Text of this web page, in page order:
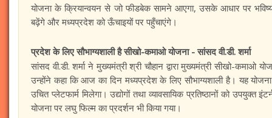
योजना के क्रियान्वयन से जो फीडबेक सामने आएगा, उसके आधार पर
बढ़ेंगे और मध्यप्रदेश को ऊँचाइयों पर पहुँचाएंगे।
प्रदेश के लिए सौभाग्यशाली है सीखो-कमाओ योजना - सांसद वी.डी. शर्मा
सांसद वी.डी. शर्मा ने मुख्यमंत्री श्री चौहान द्वारा मुख्यमंत्री सीखो-
उन्होंने कहा कि आज का दिन मध्यप्रदेश के लिए सौभाग्यशाली है। यह
उचित प्लेटफार्म मिलेगा। उद्योगों तथा व्यावसायिक प्रतिष्ठानों को
योजना पर लघु फिल्म का प्रदर्शन भी किया गया।